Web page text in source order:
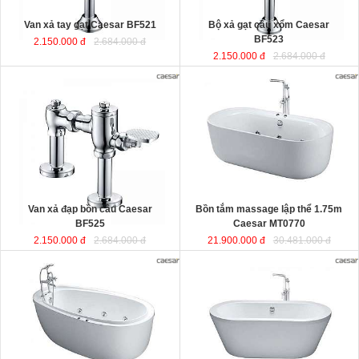
Van xả tay gạt Caesar BF521
2.150.000 đ
2.684.000 đ
Bộ xả gạt cầu xổm Caesar
BF523
2.150.000 đ
2.684.000 đ
Van xả đạp bồn cầu Caesar
BF525
2.150.000 đ
2.684.000 đ
Bồn tắm massage lập thể 1.75m
được sản xuất từ
sợi nhựa tổng hợp Acrylic có độ bền
cao, không bị ngả màu, chịu được
mọi nguồn nước, khó bể vỡ. Bề mặt
láng mịn dễ dàng vệ sinh.
Kích thước: 175x80x60 cm.
Bồn tắm massage lập thể 1.75m
Caesar MT0770
21.900.000 đ
30.481.000 đ
Bồn tắm nằm massage 1.8m kèm
vòi sen Caesar MT6480
xuất từ sợi nhựa tổng hợp Acrylic
có độ bền cao, không bị ngả màu,
chịu được mọi nguồn nước, khó bể
vỡ. Bề mặt b
láng mịn dễ dàng vệ
Bồn tắm nằm lập thể đặt sàn 1.7m
được sản xuất từ
sợi nhựa tổng hợp Acrylic có độ bền
cao, không bị ngả màu, chịu được
mọi nguồn nước, khó bể vỡ. Bề mặt
láng mịn dễ dàng vệ sinh.
Kích thước : 170x87x60 cm